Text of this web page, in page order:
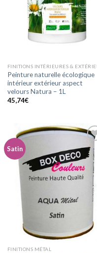
Peinture naturelle écologique
intérieur extérieur aspect
velours Natura – 1L
45,74€
Satin
Ajouter
à la
wishlist
FINITIONS MÉTAL